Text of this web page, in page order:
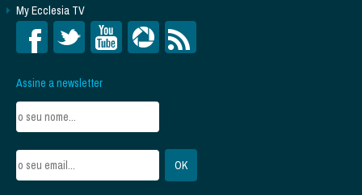
My Ecclesia TV
Assine a newsletter